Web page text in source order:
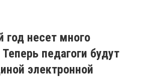
несет много
педагоги будут
электронной